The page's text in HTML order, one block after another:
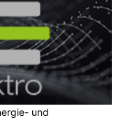
und